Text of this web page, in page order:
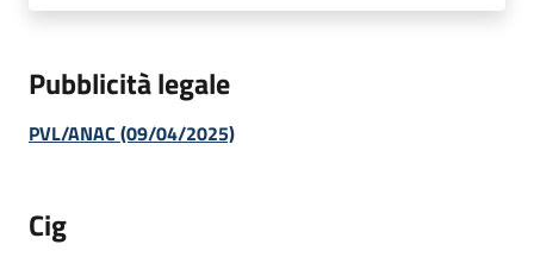
Pubblicità legale
PVL/ANAC (09/04/2025)
Cig